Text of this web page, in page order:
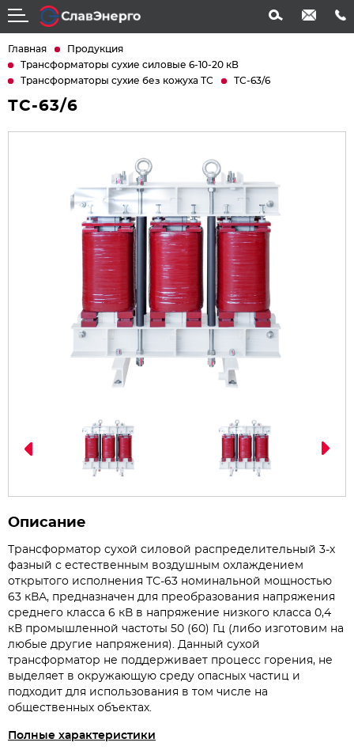
info@slavenergo.com
Главная
Продукция
Трансформаторы сухие силовые 6-10-20 кВ
Трансформаторы сухие без кожуха ТС
ТС-63/6
ТС-63/6
Описание
Трансформатор сухой силовой распределительный 3-х
фазный с естественным воздушным охлаждением
открытого исполнения ТС-63 номинальной мощностью
63 кВА, предназначен для преобразования напряжения
среднего класса 6 кВ в напряжение низкого класса 0,4
кВ промышленной частоты 50 (60) Гц (либо изготовим на
любые другие напряжения). Данный сухой
трансформатор не поддерживает процесс горения, не
выделяет в окружающую среду опасных частиц и
подходит для использования в том числе на
общественных объектах.
Полные характеристики